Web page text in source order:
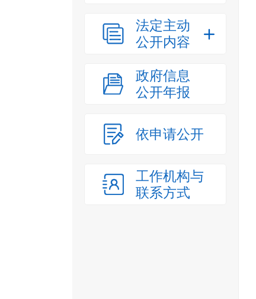
法定主动
公开内容
政府信息
公开年报
依申请公开
工作机构与
联系方式